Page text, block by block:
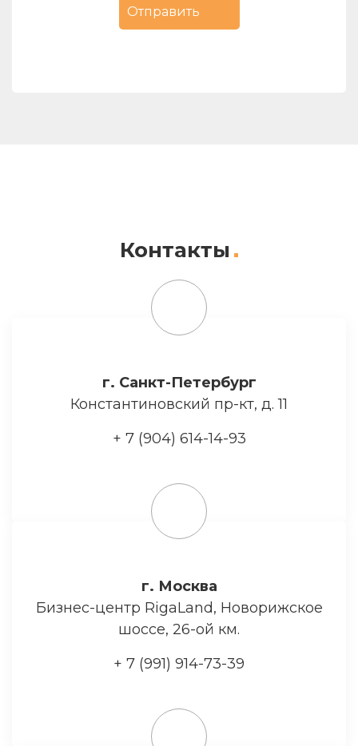
Контакты
г. Санкт-Петербург
Константиновский пр-кт, д. 11
+ 7 (904) 614-14-93
г. Москва
Бизнес-центр RigaLand, Новорижское
шоссе, 26-ой км.
+ 7 (991) 914-73-39